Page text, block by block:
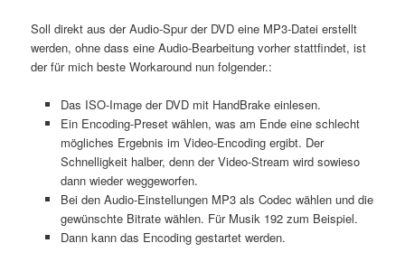
Soll direkt aus der Audio-Spur der DVD eine MP3-Datei erstellt
werden, ohne dass eine Audio-Bearbeitung vorher stattfindet, ist
der für mich beste Workaround nun folgender.:
Das ISO-Image der DVD mit HandBrake einlesen.
Ein Encoding-Preset wählen, was am Ende eine schlecht
mögliches Ergebnis im Video-Encoding ergibt. Der
Schnelligkeit halber, denn der Video-Stream wird sowieso
dann wieder weggeworfen.
Bei den Audio-Einstellungen MP3 als Codec wählen und die
gewünschte Bitrate wählen. Für Musik 192 zum Beispiel.
Dann kann das Encoding gestartet werden.